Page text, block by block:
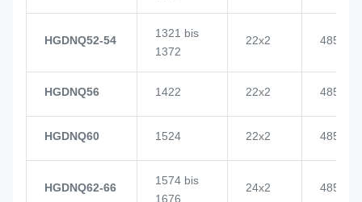
HGDNQ52-54
1321 bis
1372
22x2 4855
HGDNQ56 1422 22x2 4855
HGDNQ60 1524 22x2 4855
HGDNQ62-66
1574 bis
1676
24x2 4855